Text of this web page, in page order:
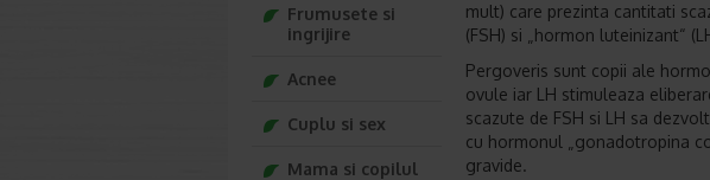
mult) care prezinta cantitati
(FSH) si „hormon luteinizant“
Pergoveris sunt copii ale
ovule iar LH stimuleaza
scazute de FSH si LH sa
cu hormonul „gonadotropina
gravide.
Frumusete si
ingrijire
Acnee
Cuplu si sex
Mama si copilul